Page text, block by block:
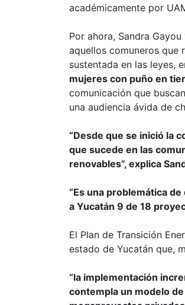
académicamente por
Por ahora, Sandra
aquellos comuneros que
sustentada en las leyes,
mujeres con puño en
comunicación que
una audiencia ávida de
“Desde que se inició la
que sucede en las
renovables”, explica
“Es una problemática
a Yucatán 9 de 18
El Plan de Transición
estado de Yucatán que,
“la implementación
contempla un modelo